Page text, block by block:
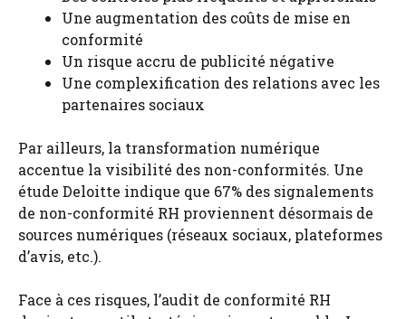
Une augmentation des coûts de mise en
conformité
Un risque accru de publicité négative
Une complexification des relations avec les
partenaires sociaux
Par ailleurs, la transformation numérique
accentue la visibilité des non-conformités. Une
étude Deloitte indique que 67% des signalements
de non-conformité RH proviennent désormais de
sources numériques (réseaux sociaux, plateformes
d’avis, etc.).
Face à ces risques, l’audit de conformité RH